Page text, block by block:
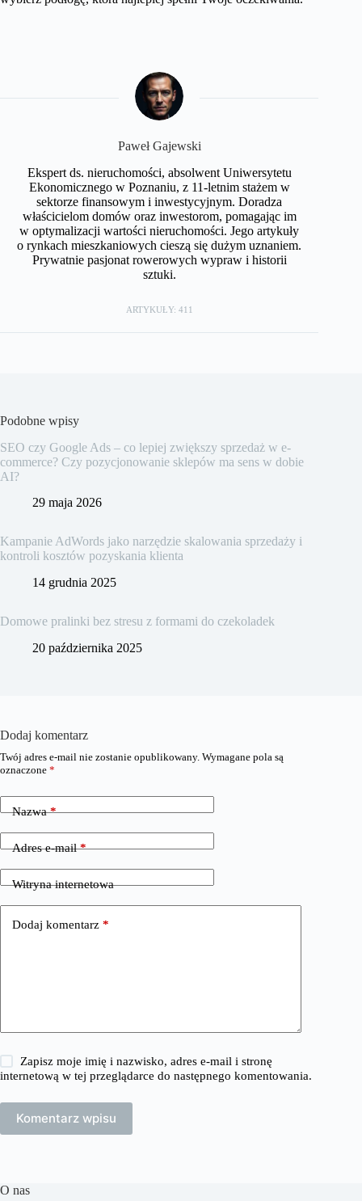
Paweł Gajewski
Ekspert ds. nieruchomości, absolwent Uniwersytetu
Ekonomicznego w Poznaniu, z 11-letnim stażem w
sektorze finansowym i inwestycyjnym. Doradza
właścicielom domów oraz inwestorom, pomagając im
w optymalizacji wartości nieruchomości. Jego artykuły
o rynkach mieszkaniowych cieszą się dużym uznaniem.
Prywatnie pasjonat rowerowych wypraw i historii
sztuki.
ARTYKUŁY: 411
Podobne wpisy
SEO czy Google Ads – co lepiej zwiększy sprzedaż w e-
commerce? Czy pozycjonowanie sklepów ma sens w dobie
AI?
29 maja 2026
Kampanie AdWords jako narzędzie skalowania sprzedaży i
kontroli kosztów pozyskania klienta
14 grudnia 2025
Domowe pralinki bez stresu z formami do czekoladek
20 października 2025
Dodaj komentarz
Twój adres e-mail nie zostanie opublikowany. Wymagane pola są
oznaczone *
Nazwa*
Adres e-mail*
Witryna internetowa
Dodaj komentarz *
Zapisz moje imię i nazwisko, adres e-mail i stronę
internetową w tej przeglądarce do następnego komentowania.
Komentarz wpisu
O nas